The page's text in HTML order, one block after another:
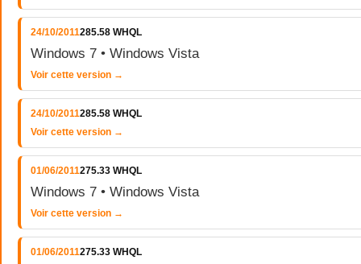
24/10/2011285.58 WHQL
Windows 7 • Windows Vista
Voir cette version →
24/10/2011285.58 WHQL
Voir cette version →
01/06/2011275.33 WHQL
Windows 7 • Windows Vista
Voir cette version →
01/06/2011275.33 WHQL